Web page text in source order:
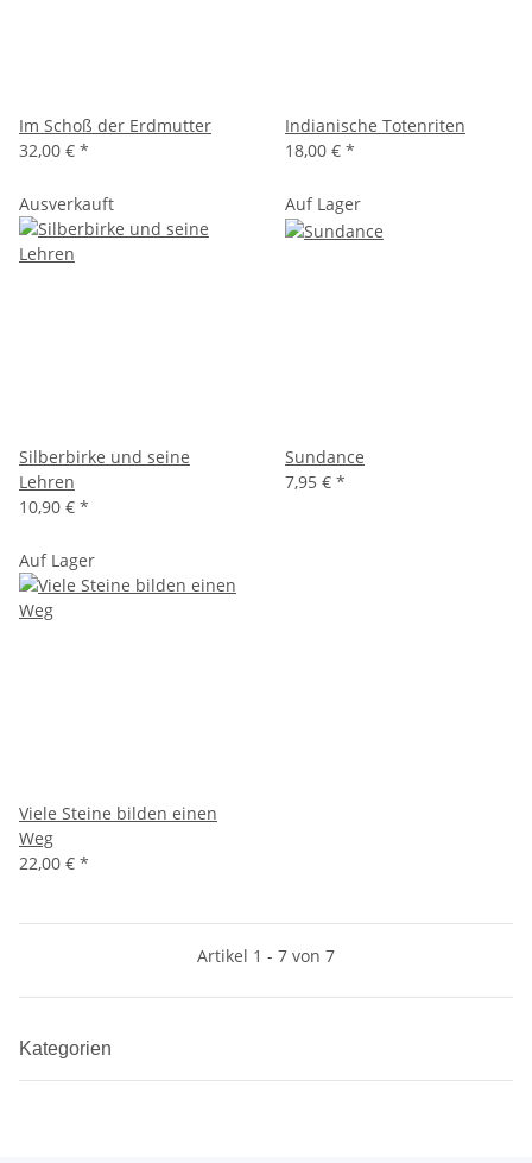
Im Schoß der Erdmutter
32,00 € *
Indianische Totenriten
18,00 € *
Ausverkauft
Silberbirke und seine
Lehren
10,90 € *
Auf Lager
Sundance
7,95 € *
Auf Lager
Viele Steine bilden einen
Weg
22,00 € *
Artikel 1 - 7 von 7
Kategorien